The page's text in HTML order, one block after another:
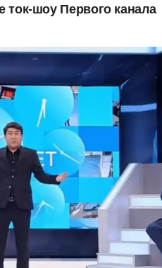
ток-шоу Первого канала